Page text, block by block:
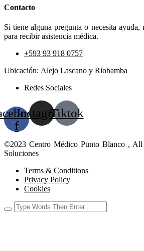
Contacto
Si tiene alguna pregunta o necesita ayuda,
para recibir asistencia médica.
+593 93 918 0757
Ubicación: Alejo Lascano y Riobamba
Redes Sociales
f
InstagramTiktok
©2023 Centro Médico Punto Blanco , All
Soluciones
Terms & Conditions
Privacy Policy
Cookies